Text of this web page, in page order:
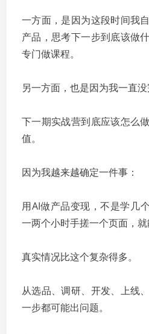
一方面，是因为这段时间我
产品，思考下一步到底该做
专门做课程。
另一方面，也是因为我一直没
下一期实战营到底应该怎么
值。
因为我越来越确定一件事：
用AI做产品变现，不是学几
一两个小时手搓一个页面，就
真实情况比这个复杂得多。
从选品、调研、开发、上线
一步都可能出问题。